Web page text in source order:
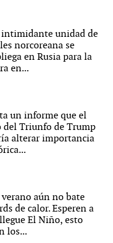
intimidante unidad de
norcoreana se
en Rusia para la
en...
un informe que el
del Triunfo de Trump
alterar importancia
verano aún no bate
de calor. Esperen a
El Niño, esto
los...